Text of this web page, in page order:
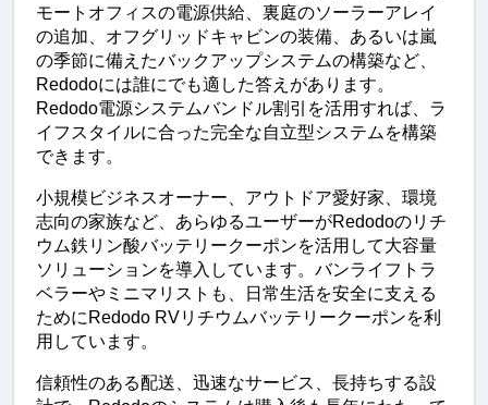
モートオフィスの電源供給、裏庭のソーラーアレイ
の追加、オフグリッドキャビンの装備、あるいは嵐
の季節に備えたバックアップシステムの構築など、
Redodoには誰にでも適した答えがあります。
Redodo電源システムバンドル割引を活用すれば、ラ
イフスタイルに合った完全な自立型システムを構築
できます。
小規模ビジネスオーナー、アウトドア愛好家、環境
志向の家族など、あらゆるユーザーがRedodoのリチ
ウム鉄リン酸バッテリークーポンを活用して大容量
ソリューションを導入しています。バンライフトラ
ベラーやミニマリストも、日常生活を安全に支える
ためにRedodo RVリチウムバッテリークーポンを利
用しています。
信頼性のある配送、迅速なサービス、長持ちする設